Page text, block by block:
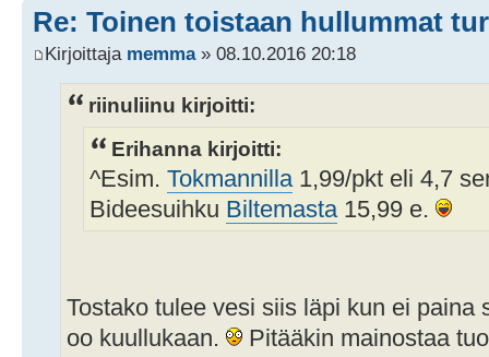
Re: Toinen toistaan hullummat
Kirjoittaja memma» 08.10.2016 20:18
riinuliinu kirjoitti:
Erihanna kirjoitti:
^Esim. Tokmannilla1,99/pkt eli 4,7
Bideesuihku Biltemasta15,99 e.
Tostako tulee vesi siis läpi kun ei paina
oo kuullukaan.
Pitääkin mainostaa